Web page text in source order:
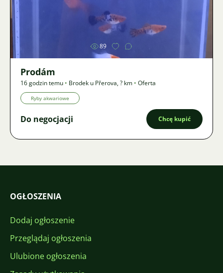
Zdjęcie
89
Prodám
16 godzin temu • Brodek u Přerova,? km • Oferta
Ryby akwariowe
Do negocjacji Chcę kupić
OGŁOSZENIA
Dodaj ogłoszenie
Przeglądaj ogłoszenia
Ulubione ogłoszenia